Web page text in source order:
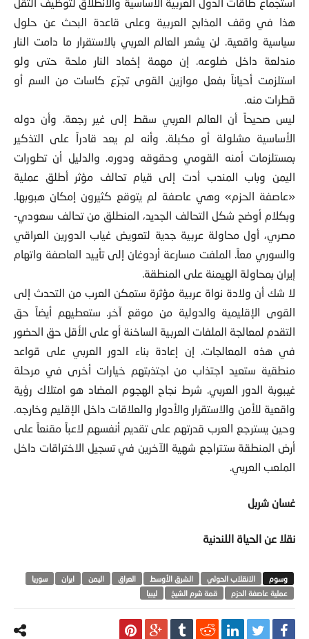
هذا في وقف المذابح العربية وعلى قاعدة البحث عن حلول
سياسية واقعية. لن يشعر العالم العربي بالاستقرار ما دامت النار
مندلعة داخل ضلوعه. إن مهمة إخماد النار ملحة حتى ولو
استلزمت أحياناً بفعل موازين القوى تجرّع كاسات من السم أو
قطرات منه.
ليس صحيحاً أن العالم العربي سقط إلى غير رجعة. وأن دوله
الأساسية مشلولة أو مكبلة. وأنه لم يعد قادراً على التذكير
بمستلزمات أمنه القومي وحقوقه ودوره. والدليل أن تطورات
اليمن وباب المندب أدت إلى قيام تحالف مؤثر أطلق عملية
«عاصفة الحزم» وهي عاصفة لم يتوقع كثيرون إمكان هبوبها.
وبكلام أوضح شكل التحالف الجديد، المنطلق من تحالف سعودي-
مصري، أول محاولة عربية جدية لتعويض غياب الدورين العراقي
والسوري معاً. الملفت مسارعة أردوغان إلى تأييد العاصفة واتهام
إيران بمحاولة الهيمنة على المنطقة.
لا شك أن ولادة نواة عربية مؤثرة ستمكن العرب من التحدث إلى
القوى الإقليمية والدولية من موقع آخر. ستعطيهم أيضاً حق
التقدم لمعالجة الملفات العربية الساخنة أو على الأقل حق الحضور
في هذه المعالجات. إن إعادة بناء الدور العربي على قواعد
منطقية ستعيد اجتذاب من اجتذبتهم خيارات أخرى في مرحلة
غيبوبة الدور العربي. شرط نجاح الهجوم المضاد هو امتلاك رؤية
واقعية للأمن والاستقرار والأدوار والعلاقات داخل الإقليم وخارجه.
وحين يسترجع العرب قدرتهم على تقديم أنفسهم لاعباً مقنعاً على
أرض المنطقة ستتراجع شهية الآخرين في تسجيل الاختراقات داخل
الملعب العربي.
غسان شربل
نقلا عن الحياة اللندنية
الانقلاب الحوثي الشرق الأوسط العراق اليمن ايران
سوريا
عملية عاصفة الحزم
قمة شرم الشيخ ليبيا